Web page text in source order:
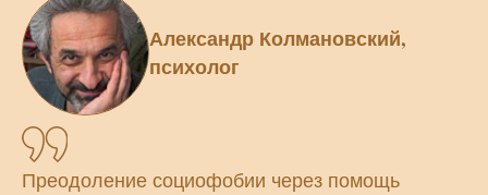
Александр Колмановский,
психолог
Преодоление социофобии через помощь